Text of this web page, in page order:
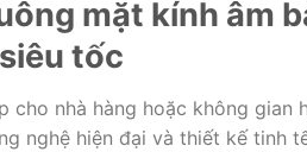
mặt kính âm
tốc
cho nhà hàng hoặc không gian
nghệ hiện đại và thiết kế tinh